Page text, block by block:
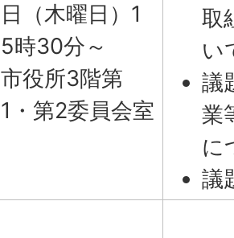
日（木曜日）1
5時30分～
市役所3階第
1・第2委員会室
取
い
議
業
に
議